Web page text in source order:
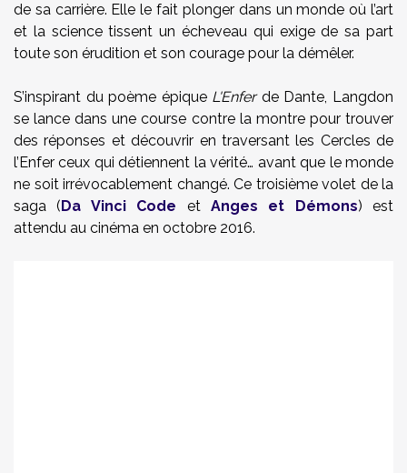
de sa carrière. Elle le fait plonger dans un monde où l’art
et la science tissent un écheveau qui exige de sa part
toute son érudition et son courage pour la démêler.
S’inspirant du poème épique L'Enferde Dante, Langdon
se lance dans une course contre la montre pour trouver
des réponses et découvrir en traversant les Cercles de
l’Enfer ceux qui détiennent la vérité… avant que le monde
ne soit irrévocablement changé. Ce troisième volet de la
saga (Da Vinci Code et Anges et Démons) est
attendu au cinéma en octobre 2016.